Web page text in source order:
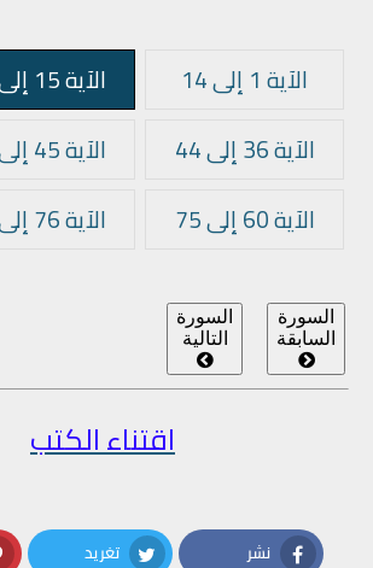
الآية 1 إلى 14
الآية 15 إلى 35
الآية 36 إلى 44
الآية 45 إلى 59
الآية 60 إلى 75
الآية 76 إلى 93
السورة
السابقة
السورة
التالية
اقتناء الكتب
نشر تغريد